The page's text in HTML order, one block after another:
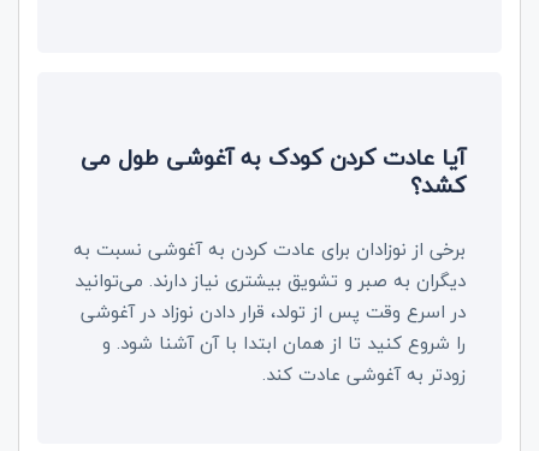
آیا عادت کردن کودک به آغوشی طول می
کشد؟
برخی از نوزادان برای عادت کردن به آغوشی نسبت به
دیگران به صبر و تشویق بیشتری نیاز دارند. می‌توانید
در اسرع وقت پس از تولد، قرار دادن نوزاد در آغوشی
را شروع کنید تا از همان ابتدا با آن آشنا شود. و
زودتر به آغوشی عادت کند.